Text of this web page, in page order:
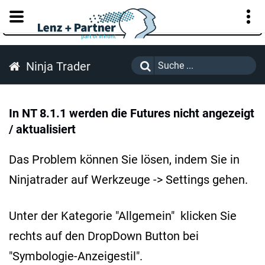
KUNDENPORTAL
Ninja Trader
In NT 8.1.1 werden die Futures nicht angezeigt
/ aktualisiert
Das Problem können Sie lösen, indem Sie in
Ninjatrader auf Werkzeuge -> Settings gehen.
Unter der Kategorie "Allgemein" klicken Sie
rechts auf den DropDown Button bei
"Symbologie-Anzeigestil".